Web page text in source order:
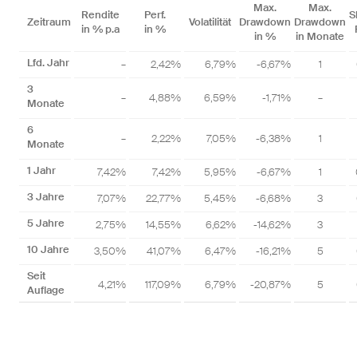
Zeitraum
Rendite
in % p.a
Perf.
in %
Volatilität
Max.
Drawdown
in %
Max.
Drawdown
in Monate
Lfd. Jahr – 2,42% 6,79% -6,67% 1
3
Monate
– 4,88% 6,59% -1,71% –
6
Monate
– 2,22% 7,05% -6,38% 1
1 Jahr 7,42% 7,42% 5,95% -6,67% 1
3 Jahre
7,07% 22,77% 5,45% -6,68% 3
5 Jahre
2,75% 14,55% 6,62% -14,62%
3
10 Jahre
3,50% 41,07% 6,47% -16,21% 5
Seit
Auflage
4,21% 117,09% 6,79% -20,87% 5